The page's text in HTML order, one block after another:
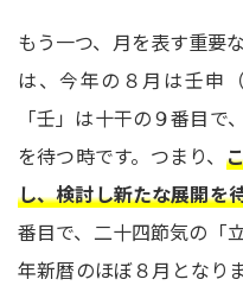
もう一つ、月を表す重要
は、今年の８月は壬申
「壬」は十干の９番目
を待つ時です。つまり、
し、検討し新たな展開を
番目で、二十四節気の「
年新暦のほぼ８月となり